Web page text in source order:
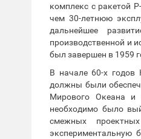
комплекс с ракетой
чем 30-летнюю
дальнейшее
производственной и
был завершен в 1959
В начале 60-х годов
должны были
Мирового Океана и
необходимо было
смежных
экспериментальную